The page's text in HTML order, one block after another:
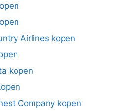
Airlines kopen
kopen
Company kopen